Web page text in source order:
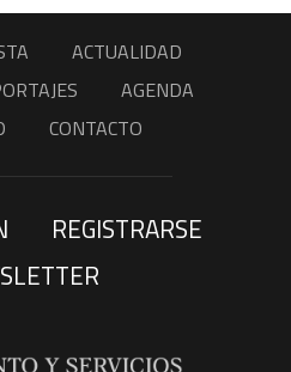
ACTUALIDAD
AGENDA
CONTACTO
REGISTRARSE